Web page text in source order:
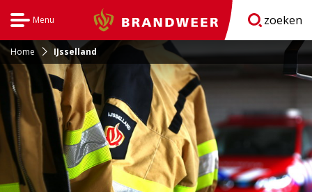
Menu Brandweer zoeken
Home IJsselland